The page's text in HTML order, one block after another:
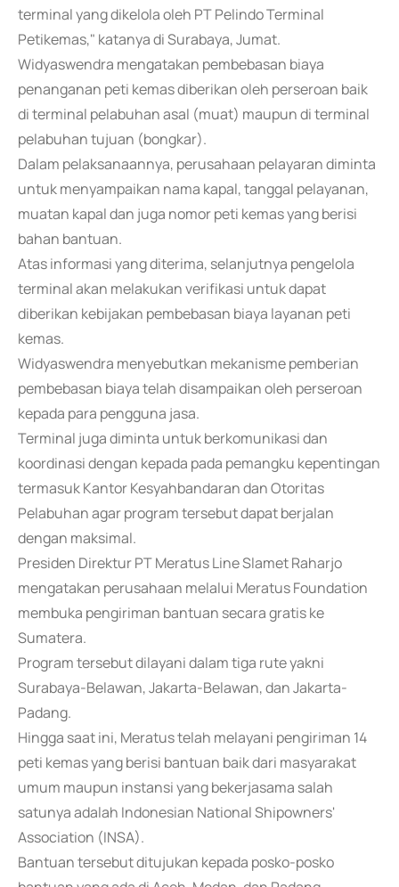
terminal yang dikelola oleh PT Pelindo Terminal
Petikemas," katanya di Surabaya, Jumat.
Widyaswendra mengatakan pembebasan biaya
penanganan peti kemas diberikan oleh perseroan baik
di terminal pelabuhan asal (muat) maupun di terminal
pelabuhan tujuan (bongkar).
Dalam pelaksanaannya, perusahaan pelayaran diminta
untuk menyampaikan nama kapal, tanggal pelayanan,
muatan kapal dan juga nomor peti kemas yang berisi
bahan bantuan.
Atas informasi yang diterima, selanjutnya pengelola
terminal akan melakukan verifikasi untuk dapat
diberikan kebijakan pembebasan biaya layanan peti
kemas.
Widyaswendra menyebutkan mekanisme pemberian
pembebasan biaya telah disampaikan oleh perseroan
kepada para pengguna jasa.
Terminal juga diminta untuk berkomunikasi dan
koordinasi dengan kepada pada pemangku kepentingan
termasuk Kantor Kesyahbandaran dan Otoritas
Pelabuhan agar program tersebut dapat berjalan
dengan maksimal.
Presiden Direktur PT Meratus Line Slamet Raharjo
mengatakan perusahaan melalui Meratus Foundation
membuka pengiriman bantuan secara gratis ke
Sumatera.
Program tersebut dilayani dalam tiga rute yakni
Surabaya-Belawan, Jakarta-Belawan, dan Jakarta-
Padang.
Hingga saat ini, Meratus telah melayani pengiriman 14
peti kemas yang berisi bantuan baik dari masyarakat
umum maupun instansi yang bekerjasama salah
satunya adalah Indonesian National Shipowners'
Association (INSA).
Bantuan tersebut ditujukan kepada posko-posko